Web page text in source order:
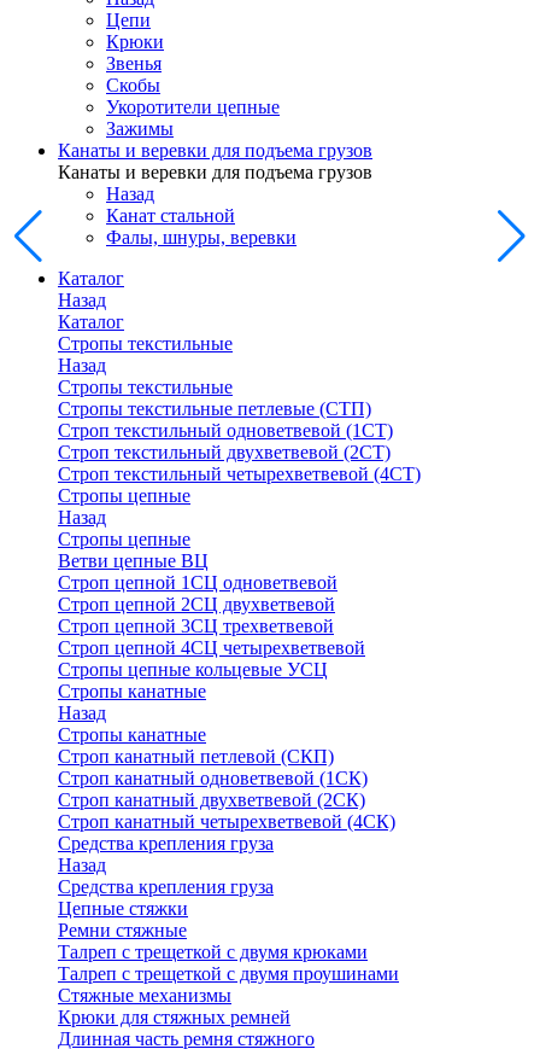
Цепи
Крюки
Звенья
Скобы
Укоротители цепные
Зажимы
Канаты и веревки для подъема грузов
Канаты и веревки для подъема грузов
Назад
Канат стальной
Фалы, шнуры, веревки
Каталог
Назад
Каталог
Стропы текстильные
Назад
Стропы текстильные
Стропы текстильные петлевые (СТП)
Строп текстильный одноветвевой (1СТ)
Строп текстильный двухветвевой (2СТ)
Строп текстильный четырехветвевой (4СТ)
Стропы цепные
Назад
Стропы цепные
Ветви цепные ВЦ
Строп цепной 1СЦ одноветвевой
Строп цепной 2СЦ двухветвевой
Строп цепной 3СЦ трехветвевой
Строп цепной 4СЦ четырехветвевой
Стропы цепные кольцевые УСЦ
Стропы канатные
Назад
Стропы канатные
Строп канатный петлевой (СКП)
Строп канатный одноветвевой (1СК)
Строп канатный двухветвевой (2СК)
Строп канатный четырехветвевой (4СК)
Средства крепления груза
Назад
Средства крепления груза
Цепные стяжки
Ремни стяжные
Талреп с трещеткой с двумя крюками
Талреп с трещеткой с двумя проушинами
Стяжные механизмы
Крюки для стяжных ремней
Длинная часть ремня стяжного